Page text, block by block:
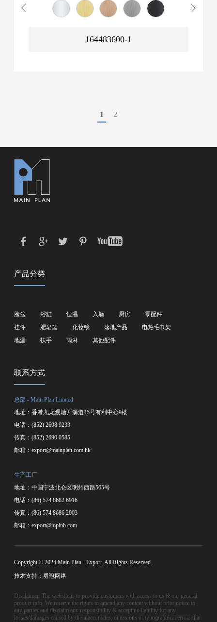
164483600-1
1 2
产品分类
脸盆 浴缸 恒温 入墙 厨房
零配件
挂件
肥皂篮 化妆镜 落地产品
电热毛巾架
地漏
扶手 雨淋 其他配件
联系方式
总部 - Main Plan Limited
地址：香港九龙观塘开源道45号有利中心9楼
电话：(852) 2698 9233
传真：(852) 2690 0585
邮箱：export@mainplan.com.hk
生产工厂
地址：中国宁波北仑区明州西路565号
电话：(86) 574 8682 6916
传真：(86) 574 8686 2003
邮箱：export@mplnb.com
Copyright © 2024 Main Plan - Export. All Rights Reserved.
技术支持：勇冠网络
Disclaimer: The website is to provide customers with access to us & our general
product info. We reserve the rights to amend any content without prior notice to
any parties and disclaim any responsibility & accept no liability for any
losses/damages caused by the inaccuracies, omissions or typographical errors that